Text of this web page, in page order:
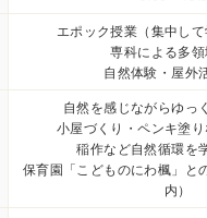
エポック授業（集中して
専科による多
自然体験・屋外
自然を感じながらゆっ
小屋づくり・ペンキ塗
稲作など自然循環を
保育園「こどものにわ楓」と
内）